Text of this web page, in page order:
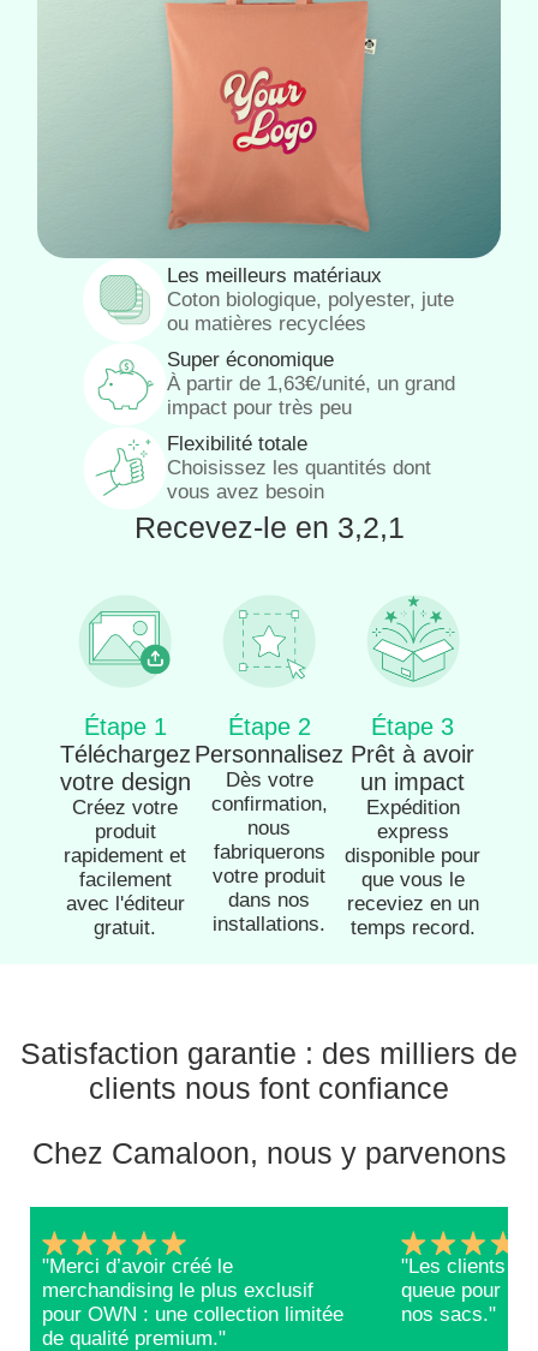
Les meilleurs matériaux
Coton biologique, polyester, jute
ou matières recyclées
Super économique
À partir de 1,63€/unité, un grand
impact pour très peu
Flexibilité totale
Choisissez les quantités dont
vous avez besoin
Recevez-le en 3,2,1
Étape 1
Téléchargez
votre design
Créez votre
produit
rapidement et
facilement
avec l'éditeur
gratuit.
Étape 2
Personnalisez
Dès votre
confirmation,
nous
fabriquerons
votre produit
dans nos
installations.
Étape 3
Prêt à avoir
un impact
Expédition
express
disponible pour
que vous le
receviez en un
temps record.
Satisfaction garantie : des milliers de
clients nous font confiance
Chez Camaloon, nous y parvenons
"Merci d’avoir créé le
merchandising le plus exclusif
pour OWN : une collection limitée
de qualité premium."
"Les clients
queue pour
nos sacs."